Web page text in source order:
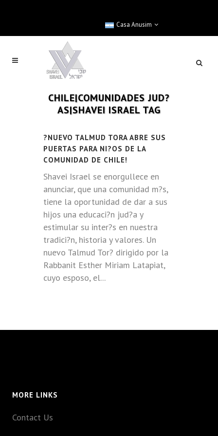
Casa Anusim
CHILE|COMUNIDADES JUD?
AS|SHAVEI ISRAEL TAG
?NUEVO TALMUD TORA ABRE SUS
PUERTAS PARA NI?OS DE LA
COMUNIDAD DE CHILE!
Shavei Israel se enorgullece en
anunciar, que una comunidad m?s,
tiene la oportunidad de dar a sus
hijos una educaci?n jud?a y
estimular su inter?s en nuestra
tradici?n, historia y valores. Un
nuevo Talmud Tor? dirigido por la
Rabbanit Esther Miriam Latapiat,
cuyo esposo, el...
MORE LINKS
Contact Us